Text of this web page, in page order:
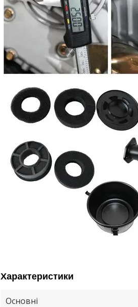
Характеристики
Основні